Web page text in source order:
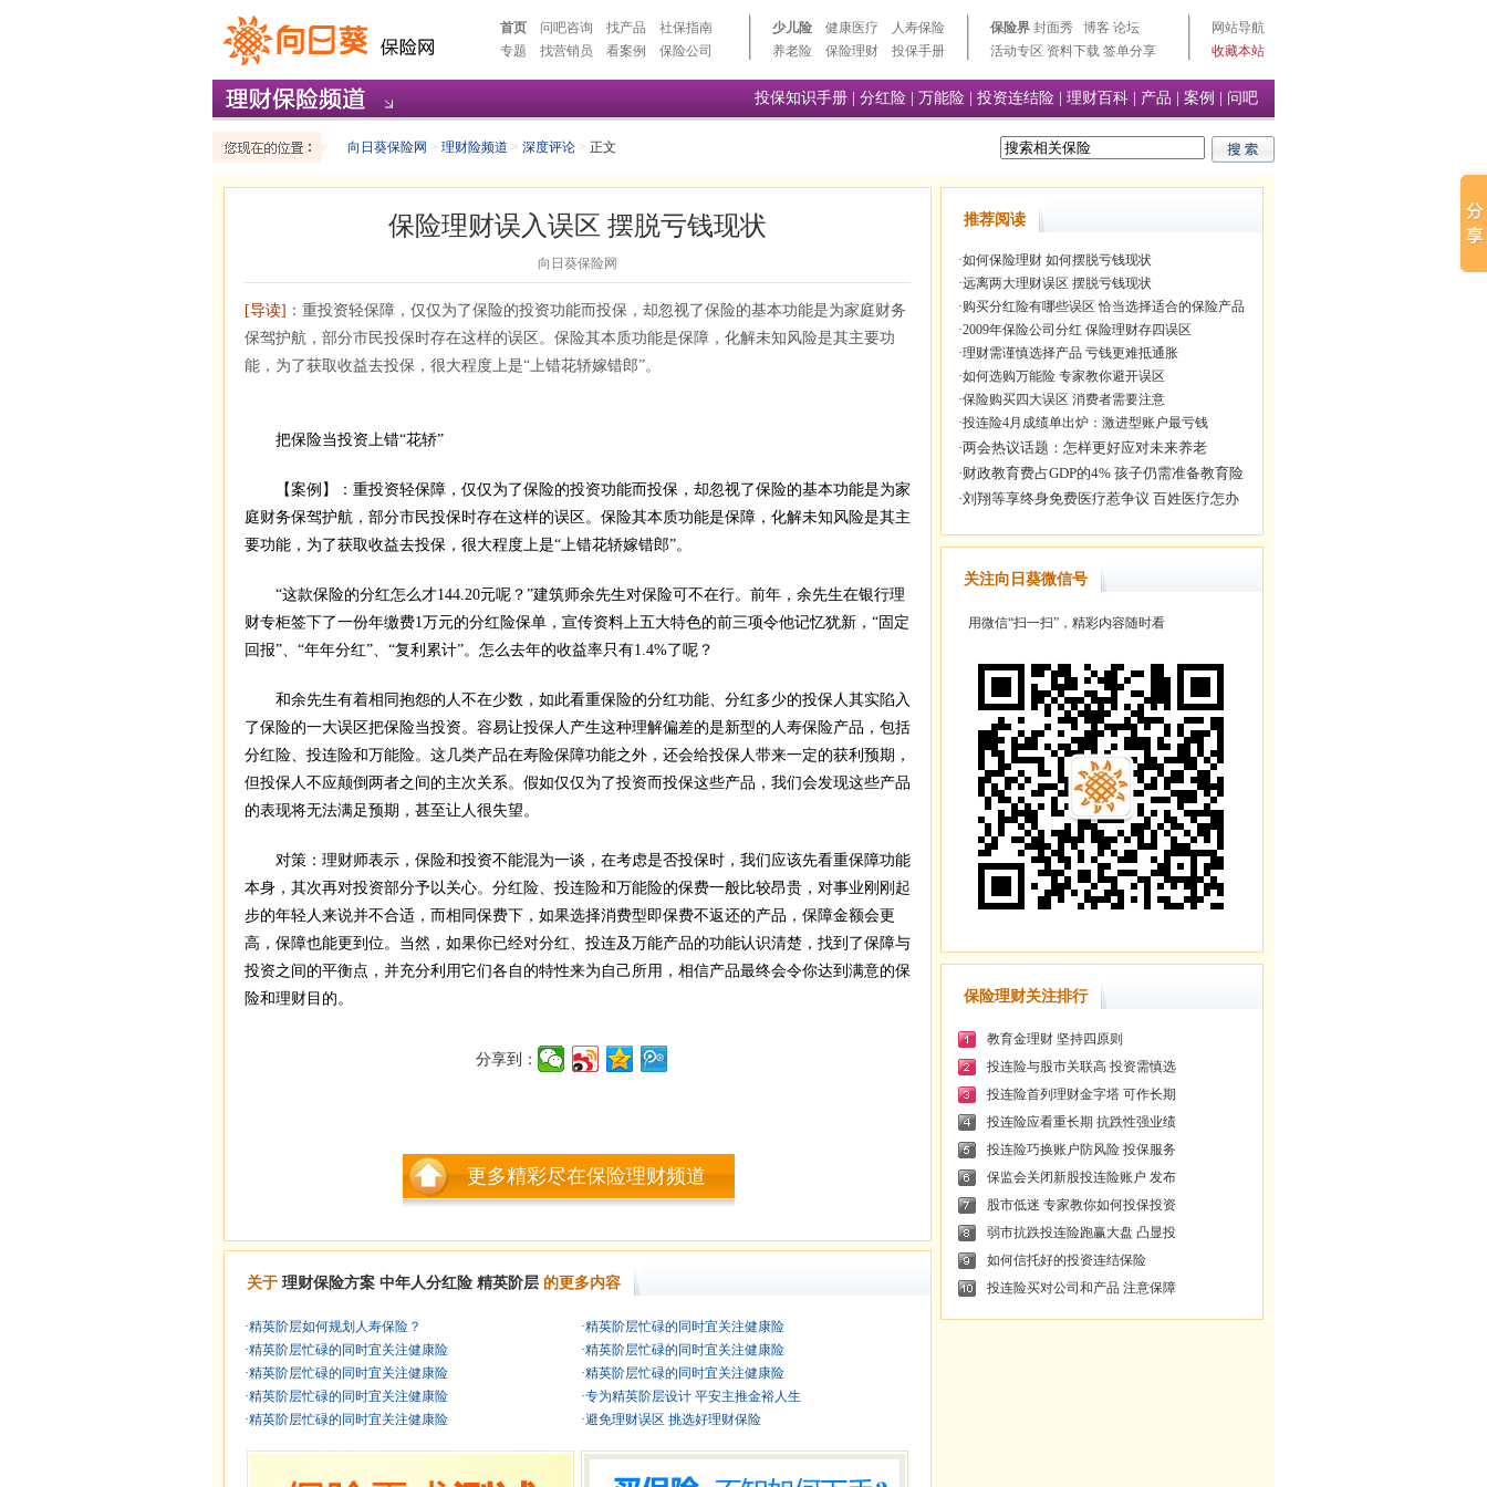
首页 问吧咨询 找产品
社保指南
专题
找营销员 看案例 保险公司
少儿险 健康医疗
人寿保险
养老险
保险理财 投保手册
保险界 封面秀 博客 论坛
活动专区 资料下载 签单分享
网站导航
收藏本站
投保知识手册 分红险 万能险 投资连结险 理财百科 产品 案例 问吧
向日葵保险网 > 理财险频道 > 深度评论 > 正文
保险理财误入误区 摆脱亏钱现状
向日葵保险网
[导读] ：重投资轻保障，仅仅为了保险的投资功能而投保，却忽视了保险的基本功能是为家庭财务
保驾护航，部分市民投保时存在这样的误区。保险其本质功能是保障，化解未知风险是其主要功
能，为了获取收益去投保，很大程度上是“上错花轿嫁错郎”。
把保险当投资上错“花轿”
【案例】：重投资轻保障，仅仅为了保险的投资功能而投保，却忽视了保险的基本功能是为家
庭财务保驾护航，部分市民投保时存在这样的误区。保险其本质功能是保障，化解未知风险是其主
要功能，为了获取收益去投保，很大程度上是“上错花轿嫁错郎”。
“这款保险的分红怎么才144.20元呢？”建筑师余先生对保险可不在行。前年，余先生在银行理
财专柜签下了一份年缴费1万元的分红险保单，宣传资料上五大特色的前三项令他记忆犹新，“固定
回报”、“年年分红”、“复利累计”。怎么去年的收益率只有1.4%了呢？
和余先生有着相同抱怨的人不在少数，如此看重保险的分红功能、分红多少的投保人其实陷入
了保险的一大误区把保险当投资。容易让投保人产生这种理解偏差的是新型的人寿保险产品，包括
分红险、投连险和万能险。这几类产品在寿险保障功能之外，还会给投保人带来一定的获利预期，
但投保人不应颠倒两者之间的主次关系。假如仅仅为了投资而投保这些产品，我们会发现这些产品
的表现将无法满足预期，甚至让人很失望。
对策：理财师表示，保险和投资不能混为一谈，在考虑是否投保时，我们应该先看重保障功能
本身，其次再对投资部分予以关心。分红险、投连险和万能险的保费一般比较昂贵，对事业刚刚起
步的年轻人来说并不合适，而相同保费下，如果选择消费型即保费不返还的产品，保障金额会更
高，保障也能更到位。当然，如果你已经对分红、投连及万能产品的功能认识清楚，找到了保障与
投资之间的平衡点，并充分利用它们各自的特性来为自己所用，相信产品最终会令你达到满意的保
险和理财目的。
分享到：
更多精彩尽在保险理财频道
关于 理财保险方案 中年人分红险 精英阶层 的更多内容
·精英阶层如何规划人寿保险？
·精英阶层忙碌的同时宜关注健康险
·精英阶层忙碌的同时宜关注健康险
·精英阶层忙碌的同时宜关注健康险
·精英阶层忙碌的同时宜关注健康险
·精英阶层忙碌的同时宜关注健康险
·精英阶层忙碌的同时宜关注健康险
·精英阶层忙碌的同时宜关注健康险
·专为精英阶层设计 平安主推金裕人生
·避免理财误区 挑选好理财保险
推荐阅读
·如何保险理财 如何摆脱亏钱现状
·远离两大理财误区 摆脱亏钱现状
·购买分红险有哪些误区 恰当选择适合的保险产品
·2009年保险公司分红 保险理财存四误区
·理财需谨慎选择产品 亏钱更难抵通胀
·如何选购万能险 专家教你避开误区
·保险购买四大误区 消费者需要注意
·投连险4月成绩单出炉：激进型账户最亏钱
关注向日葵微信号
用微信“扫一扫”，精彩内容随时看
保险理财关注排行
教育金理财 坚持四原则
投连险与股市关联高 投资需慎选
投连险首列理财金字塔 可作长期
投连险应看重长期 抗跌性强业绩
投连险巧换账户防风险 投保服务
保监会关闭新股投连险账户 发布
股市低迷 专家教你如何投保投资
弱市抗跌投连险跑赢大盘 凸显投
如何信托好的投资连结保险
投连险买对公司和产品 注意保障